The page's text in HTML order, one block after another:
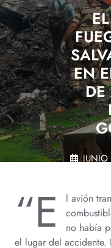
EN
“E
l avión
no había
el lugar del accidente.